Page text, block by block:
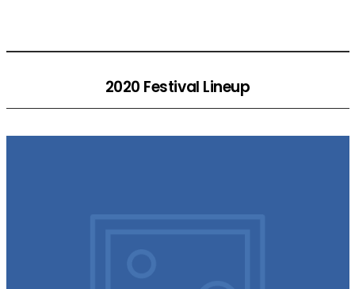
2020 Festival Lineup